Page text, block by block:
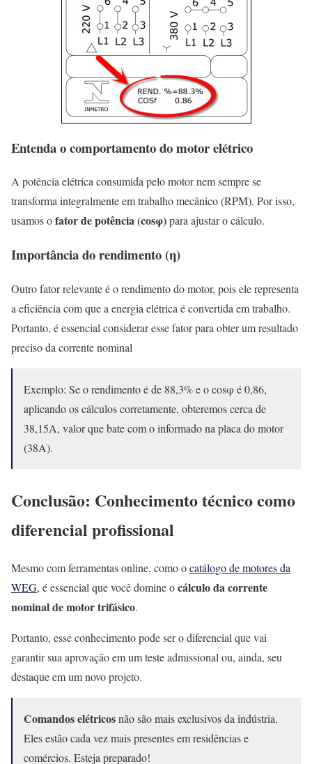
Entenda o comportamento do motor elétrico
A potência elétrica consumida pelo motor nem sempre se
transforma integralmente em trabalho mecânico (RPM). Por isso,
usamos ofator de potência (cosφ)para ajustar o cálculo.
Importância do rendimento (η)
Outro fator relevante é o rendimento do motor, pois ele representa
a eficiência com que a energia elétrica é convertida em trabalho.
Portanto, é essencial considerar esse fator para obter um resultado
preciso da corrente nominal
Exemplo: Se o rendimento é de 88,3% e o cosφ é 0,86,
aplicando os cálculos corretamente, obteremos cerca de
38,15A, valor que bate com o informado na placa do motor
(38A).
Conclusão: Conhecimento técnico como
diferencial profissional
Mesmo com ferramentas online, como ocatálogo de motores da
WEG, é essencial que você domine ocálculo da corrente
nominal de motor trifásico.
Portanto, esse conhecimento pode ser o diferencial que vai
garantir sua aprovação em um teste admissional ou, ainda, seu
destaque em um novo projeto.
Comandos elétricosnão são mais exclusivos da indústria.
Eles estão cada vez mais presentes em residências e
comércios. Esteja preparado!